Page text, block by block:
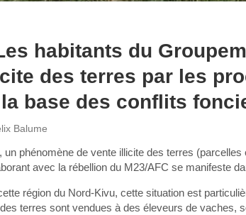
habitants du
des terres par les
base des conflits
Balume
un phénomène de vente illicite des terres
avec la rébellion du M23/AFC se manifeste
région du Nord-Kivu, cette situation est
terres sont vendues à des éleveurs de vaches,